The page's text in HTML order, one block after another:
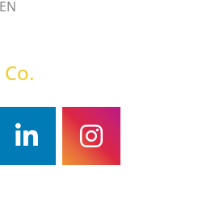
linkedininstagram